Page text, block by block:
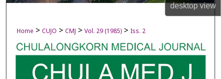
desktopview
Digital Commons Network™
Home > CUJO > CMJ > Vol. 29 (1985) > Iss. 2